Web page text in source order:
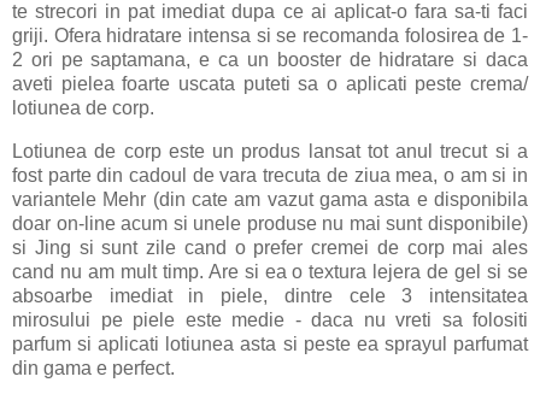
te strecori in pat imediat dupa ce ai aplicat-o fara sa-ti faci
griji. Ofera hidratare intensa si se recomanda folosirea de 1-
2 ori pe saptamana, e ca un booster de hidratare si daca
aveti pielea foarte uscata puteti sa o aplicati peste crema/
lotiunea de corp.
Lotiunea de corp este un produs lansat tot anul trecut si a
fost parte din cadoul de vara trecuta de ziua mea, o am si in
variantele Mehr (din cate am vazut gama asta e disponibila
doar on-line acum si unele produse nu mai sunt disponibile)
si Jing si sunt zile cand o prefer cremei de corp mai ales
cand nu am mult timp. Are si ea o textura lejera de gel si se
absoarbe imediat in piele, dintre cele 3 intensitatea
mirosului pe piele este medie - daca nu vreti sa folositi
parfum si aplicati lotiunea asta si peste ea sprayul parfumat
din gama e perfect.